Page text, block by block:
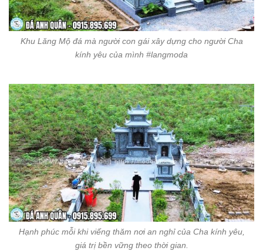
Khu Lăng Mộ đá mà người con gái xây dựng cho người Cha
kính yêu của mình #langmoda
Hạnh phúc mỗi khi viếng thăm nơi an nghỉ của Cha kính yêu,
giá trị bền vững theo thời gian.